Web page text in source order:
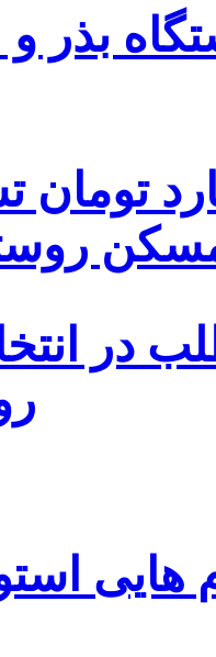
هزار و ۴۸۰
از ۵۰۰۰